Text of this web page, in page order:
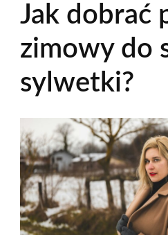
Jak dobrać
zimowy do
sylwetki?